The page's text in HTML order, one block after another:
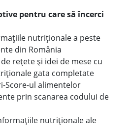
pentru care să încerci
nutriționale a peste
din România
rețete și idei de mese cu
gata completate
Score-ul alimentelor
prin scanarea codului de
nutriționale ale